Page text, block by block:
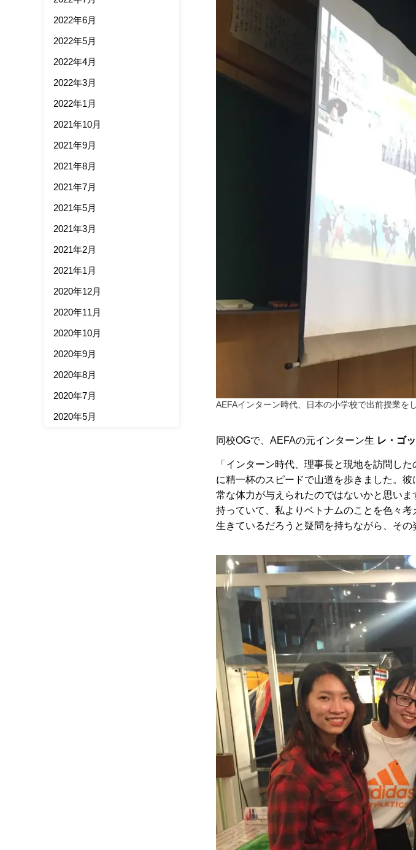
AEFAインターン時代、日本の小学校で出前授業を
同校OGで、AEFAの元インターン生 レ・ゴ
「インターン時代、理事長と現地を訪問し
に精一杯のスピードで山道を歩きました。
常な体力が与えられたのではないかと思い
持っていて、私よりベトナムのことを色々
生きているだろうと疑問を持ちながら、そ
2022年6月
2022年5月
2022年4月
2022年3月
2022年1月
2021年10月
2021年9月
2021年8月
2021年7月
2021年5月
2021年3月
2021年2月
2021年1月
2020年12月
2020年11月
2020年10月
2020年9月
2020年8月
2020年7月
2020年5月